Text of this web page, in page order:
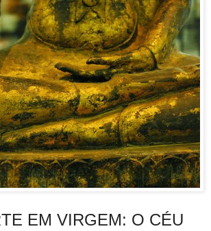
EM VIRGEM: O CÉU